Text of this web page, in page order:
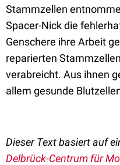
Stammzellen
Spacer-Nick die
Genschere ihre Arbeit
reparierten
verabreicht. Aus ihnen
allem gesunde
Dieser Text basiert auf
Delbrück-Centrum für